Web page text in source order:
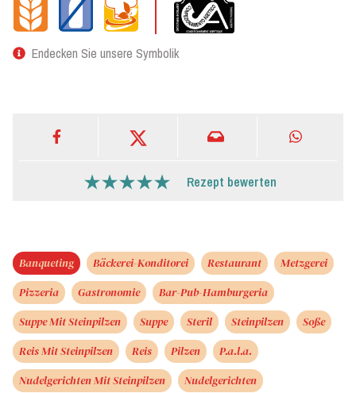
Endecken Sie unsere Symbolik
Rezept bewerten
Banqueting Bäckerei-Konditorei Restaurant
Metzgerei
Pizzeria
Gastronomie
Bar-Pub-Hamburgeria
Suppe Mit Steinpilzen
Suppe Steril Steinpilzen
Soße
Reis Mit Steinpilzen
Reis Pilzen
P.a.l.a.
Nudelgerichten Mit Steinpilzen
Nudelgerichten